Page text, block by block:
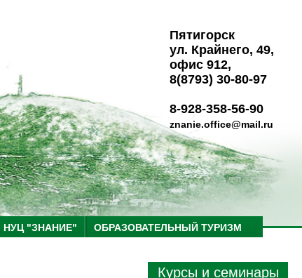
Пятигорск
ул. Крайнего, 49,
офис 912,
8(8793) 30-80-97
8-928-358-56-90
znanie.office@mail.ru
НУЦ "ЗНАНИЕ" ОБРАЗОВАТЕЛЬНЫЙ ТУРИЗМ
Курсы и семинары